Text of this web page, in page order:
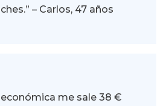
– Carlos, 47 años
económica me sale 38 €